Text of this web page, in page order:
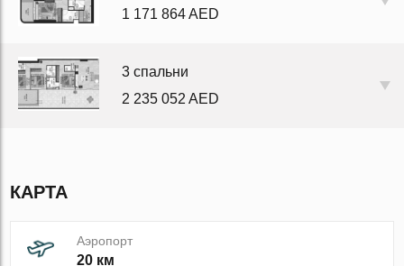
1 171 864 AED
3 спальни
2 235 052 AED
КАРТА
Аэропорт
20 км